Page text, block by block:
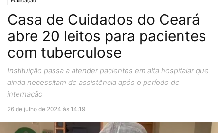
Casa de Cuidados do Ceará
abre 20 leitos para pacientes
com tuberculose
Instituição passa a atender pacientes em alta hospitalar que
ainda necessitam de assistência após o período de
internação
26 de julho de 2024 às 14:19